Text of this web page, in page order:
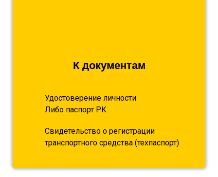
К документам
Удостоверение личности
Либо паспорт РК
Свидетельство о регистрации
транспортного средства (техпаспорт)